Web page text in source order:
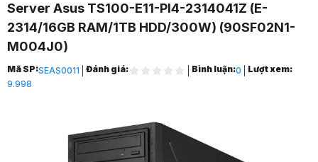
Server Asus TS100-E11-PI4-2314041Z (E-
2314/16GB RAM/1TB HDD/300W) (90SF02N1-
M004J0)
Trang chủ
1
Máy Chủ Hãng
Mã SP:SEAS0011 Đánh giá: Bình luận:0
Lượt xem:
9.998